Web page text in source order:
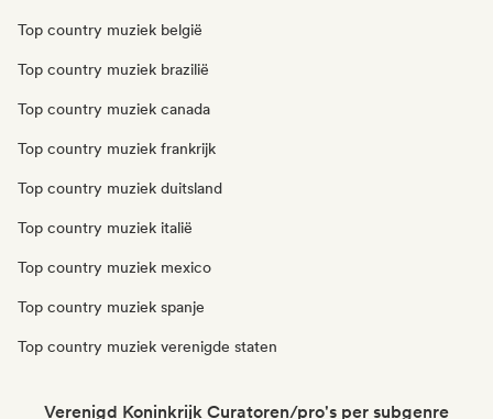
Top country muziek belgië
Top country muziek brazilië
Top country muziek canada
Top country muziek frankrijk
Top country muziek duitsland
Top country muziek italië
Top country muziek mexico
Top country muziek spanje
Top country muziek verenigde staten
Verenigd Koninkrijk Curatoren/pro's per subgenre